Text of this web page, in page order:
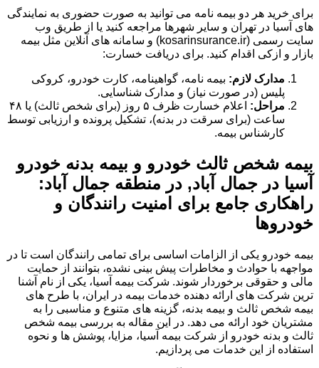
برای خرید هر دو بیمه نامه می توانید به صورت حضوری به نمایندگی
های آسیا در تهران و سایر شهرها مراجعه کنید یا از طریق وب
سایت رسمی (kosarinsurance.ir) و سامانه های آنلاین مثل بیمه
بازار و ازکی اقدام کنید. برای دریافت خسارت:
مدارک لازم: بیمه نامه، گواهینامه، کارت خودرو، کروکی
پلیس (در صورت نیاز) و مدارک شناسایی.
مراحل:
اعلام خسارت ظرف ۵ روز (برای شخص ثالث) یا ۴۸
ساعت (برای سرقت در بدنه)، تشکیل پرونده و ارزیابی توسط
کارشناس بیمه.
بیمه شخص ثالث خودرو و بیمه بدنه خودرو
آسیا در جمال آباد, در منطقه جمال آباد:
راهکاری جامع برای امنیت رانندگان و
خودروها
بیمه خودرو یکی از الزامات اساسی برای تمامی رانندگان است تا در
مواجهه با حوادث و مخاطرات پیش بینی نشده، بتوانند از حمایت
مالی و حقوقی برخوردار شوند. شرکت بیمه آسیا، یکی از نام آشنا
ترین شرکت های ارائه دهنده خدمات بیمه در ایران، با طرح های
بیمه شخص ثالث و بیمه بدنه، گزینه های متنوع و مناسبی را به
مشتریان خود ارائه می دهد. در این مقاله به بررسی بیمه شخص
ثالث و بدنه خودرو از شرکت بیمه آسیا، مزایا، پوشش ها و نحوه
استفاده از این خدمات می پردازیم.